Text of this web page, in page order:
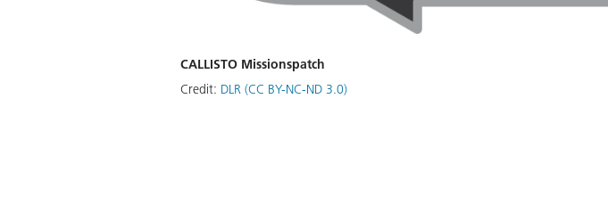
CALLISTO Missionspatch
Credit: DLR (CC BY-NC-ND 3.0)